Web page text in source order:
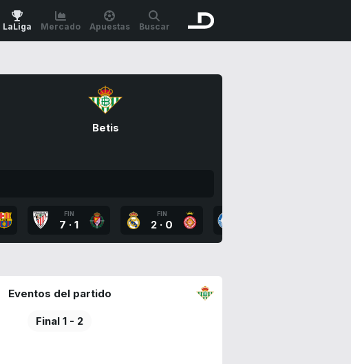
LaLiga Mercado Apuestas Buscar
Betis
FIN
7 · 1
FIN
2 · 0
Eventos del partido
Final 1 - 2